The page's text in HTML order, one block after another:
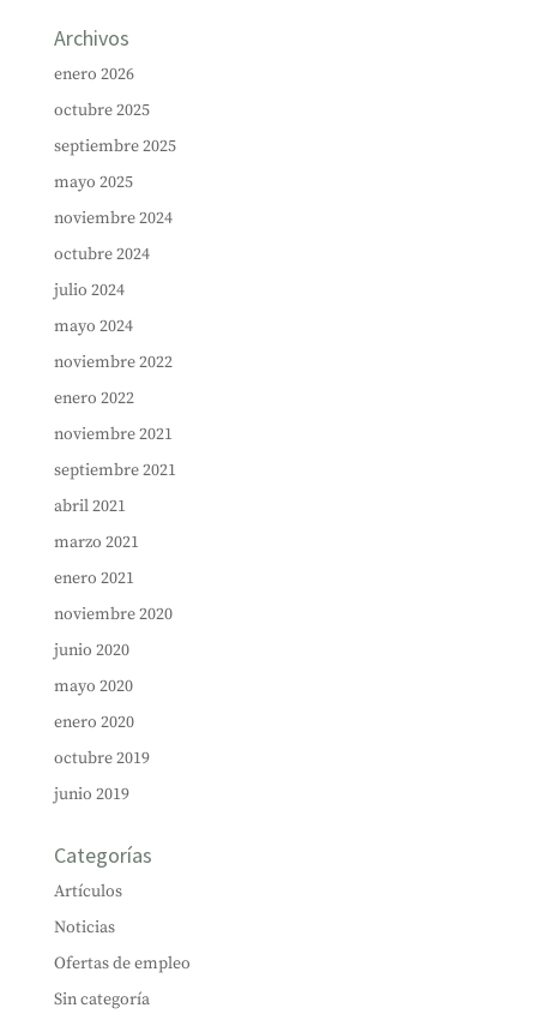
Archivos
enero 2026
octubre 2025
septiembre 2025
mayo 2025
noviembre 2024
octubre 2024
julio 2024
mayo 2024
noviembre 2022
enero 2022
noviembre 2021
septiembre 2021
abril 2021
marzo 2021
enero 2021
noviembre 2020
junio 2020
mayo 2020
enero 2020
octubre 2019
junio 2019
Categorías
Artículos
Noticias
Ofertas de empleo
Sin categoría